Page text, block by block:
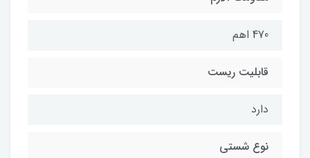
470 اهم
قابلیت ریست
دارد
نوع شستی